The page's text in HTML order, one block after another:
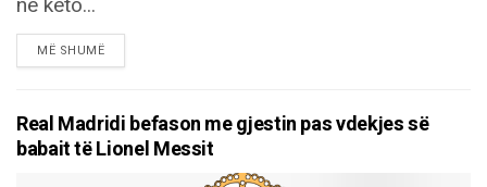
MË SHUMËDETAILS
Real Madridi befason me gjestin pas vdekjes së
babait të Lionel Messit